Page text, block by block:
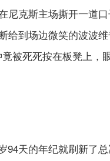
尼克斯主场撕开一道
给到场边微笑的波波
被死死按在板凳上，
天的年纪就刷新了总